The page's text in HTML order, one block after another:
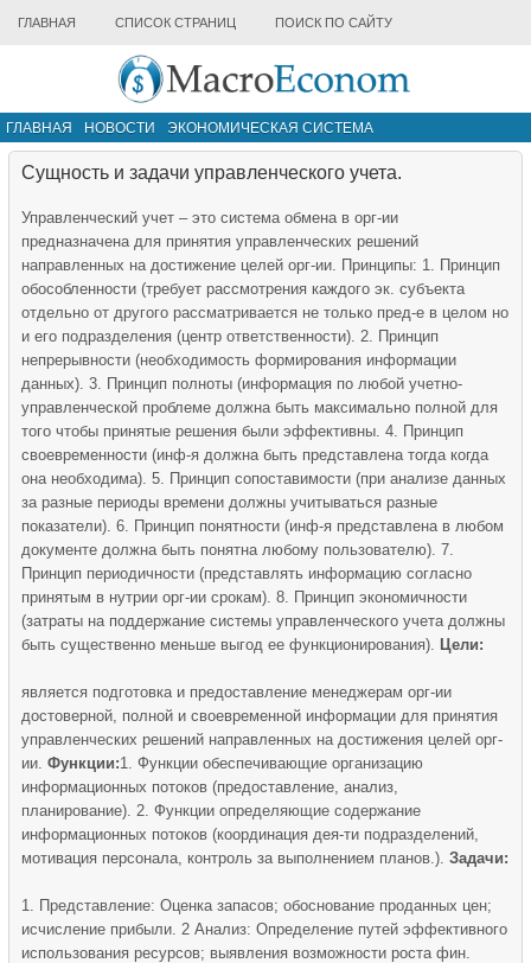
ГЛАВНАЯ СПИСОК СТРАНИЦ ПОИСК ПО САЙТУ
ГЛАВНАЯ НОВОСТИ
ЭКОНОМИЧЕСКАЯ СИСТЕМА
ИНФРАСТРУКТУРА РЫНКА
Сущность и задачи управленческого учета.
Управленческий учет – это система обмена в орг-ии
предназначена для принятия управленческих решений
направленных на достижение целей орг-ии. Принципы: 1. Принцип
обособленности (требует рассмотрения каждого эк. субъекта
отдельно от другого рассматривается не только пред-е в целом но
и его подразделения (центр ответственности). 2. Принцип
непрерывности (необходимость формирования информации
данных). 3. Принцип полноты (информация по любой учетно-
управленческой проблеме должна быть максимально полной для
того чтобы принятые решения были эффективны. 4. Принцип
своевременности (инф-я должна быть представлена тогда когда
она необходима). 5. Принцип сопоставимости (при анализе данных
за разные периоды времени должны учитываться разные
показатели). 6. Принцип понятности (инф-я представлена в любом
документе должна быть понятна любому пользователю). 7.
Принцип периодичности (представлять информацию согласно
принятым в нутрии орг-ии срокам). 8. Принцип экономичности
(затраты на поддержание системы управленческого учета должны
быть существенно меньше выгод ее функционирования).
Цели:
является подготовка и предоставление менеджерам орг-ии
достоверной, полной и своевременной информации для принятия
управленческих решений направленных на достижения целей орг-
ии. Функции:1. Функции обеспечивающие организацию
информационных потоков (предоставление, анализ,
планирование). 2. Функции определяющие содержание
информационных потоков (координация дея-ти подразделений,
мотивация персонала, контроль за выполнением планов.). Задачи:
1. Представление: Оценка запасов; обоснование проданных цен;
исчисление прибыли. 2 Анализ: Определение путей эффективного
использования ресурсов; выявления возможности роста фин.